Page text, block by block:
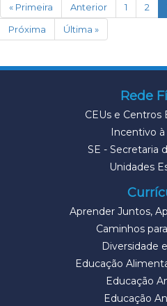
« Primeira Anterior 1 2
Próxima
Última »
Rede
CEUs e Centros
Incentivo
SE - Secretaria
Unidades
Aprender Juntos,
Caminhos
Diversidade
Educação
Educação
Educação